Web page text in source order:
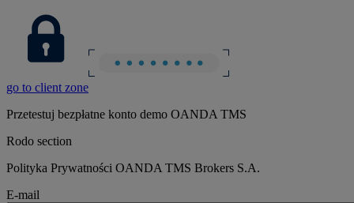
go to client zone
Przetestuj bezpłatne konto demo OANDA TMS
Rodo section
Polityka Prywatności OANDA TMS Brokers S.A.
E-mail